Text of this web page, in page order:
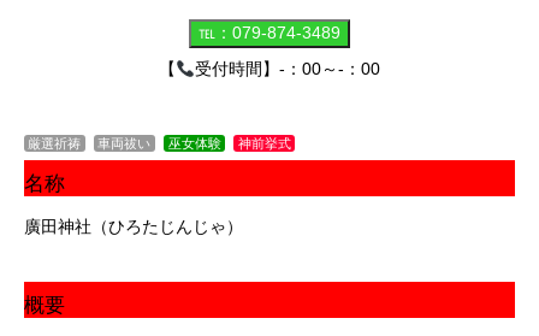
【 受付時間】-：00～-：00
厳選祈祷 車両祓い 巫女体験 神前挙式
名称
廣田神社（ひろたじんじゃ）
概要